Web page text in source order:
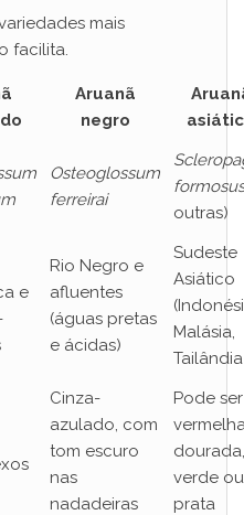
mais
facilita.
Aruanã
negro
Osteoglossum
ferreirai
formosus
outras)
e
Rio Negro e
afluentes
(águas pretas
e ácidas)
Sudeste
Asiático
Malásia,
Cinza-
azulado, com
tom escuro
nas
nadadeiras
Pode ser
dourada,
verde ou
prata